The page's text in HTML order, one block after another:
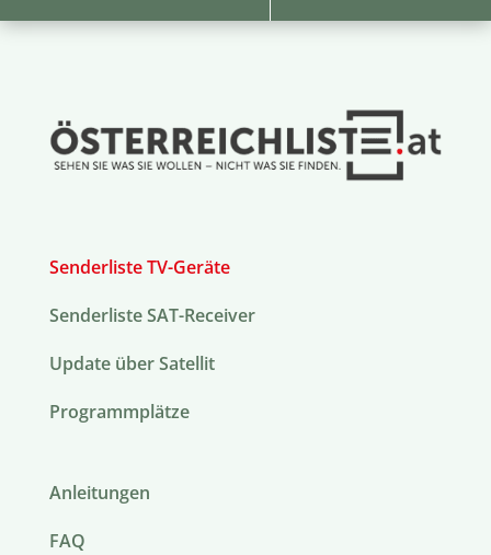
Senderliste TV-Geräte
Senderliste SAT-Receiver
Update über Satellit
Programmplätze
Anleitungen
FAQ